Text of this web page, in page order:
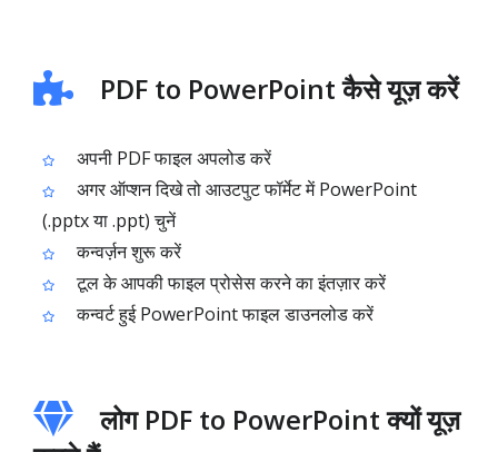
PDF to PowerPoint कैसे यूज़ करें
अपनी PDF फाइल अपलोड करें
अगर ऑप्शन दिखे तो आउटपुट फॉर्मेट में PowerPoint
(.pptx या .ppt) चुनें
कन्वर्ज़न शुरू करें
टूल के आपकी फाइल प्रोसेस करने का इंतज़ार करें
कन्वर्ट हुई PowerPoint फाइल डाउनलोड करें
लोग PDF to PowerPoint क्यों यूज़